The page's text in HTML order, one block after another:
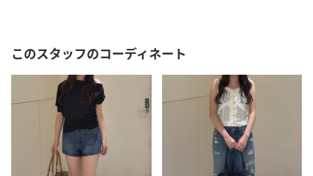
このスタッフのコーディネート